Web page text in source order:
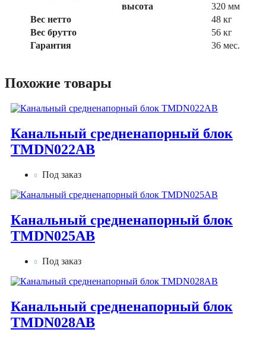
высота
320 мм
Вес нетто
48 кг
Вес брутто
56 кг
Гарантия
36 мес.
Похожие товары
Канальный средненапорный блок
TMDN022AB
Под заказ
Канальный средненапорный блок
TMDN025AB
Под заказ
Канальный средненапорный блок
TMDN028AB